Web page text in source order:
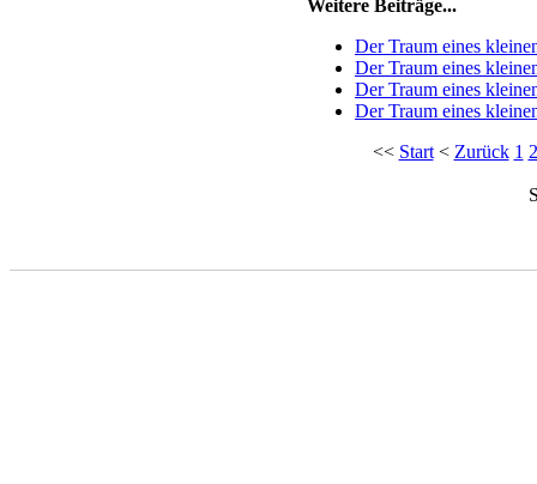
Weitere Beiträge...
Der Traum eines
Der Traum eines
Der Traum eines
Der Traum eines
<< Start< Zurück 1 2